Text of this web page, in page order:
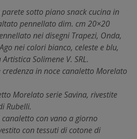
sotto piano snack cucina in
pennellato dim. cm 20×20
nei disegni Trapezi, Onda,
nei colori bianco, celeste e blu,
Solimene V. SRL.
in noce canaletto Morelato
Morelato serie Savina, rivestite
Rubelli.
con vano a giorno
con tessuti di cotone di